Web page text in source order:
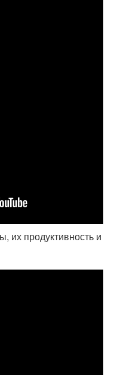
их продуктивность и